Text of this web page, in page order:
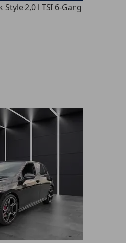
Style 2,0 l TSI 6-Gang